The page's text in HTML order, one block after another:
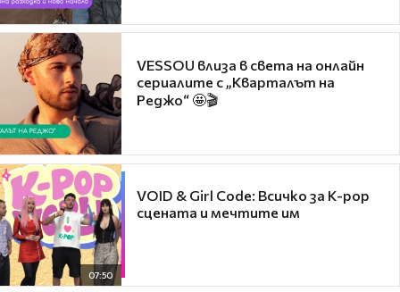
VESSOU влиза в света на онлайн
сериалите с „Кварталът на
Реджо“ 🤩🎬
07:50
VOID & Girl Code: Всичко за K-pop
сцената и мечтите им